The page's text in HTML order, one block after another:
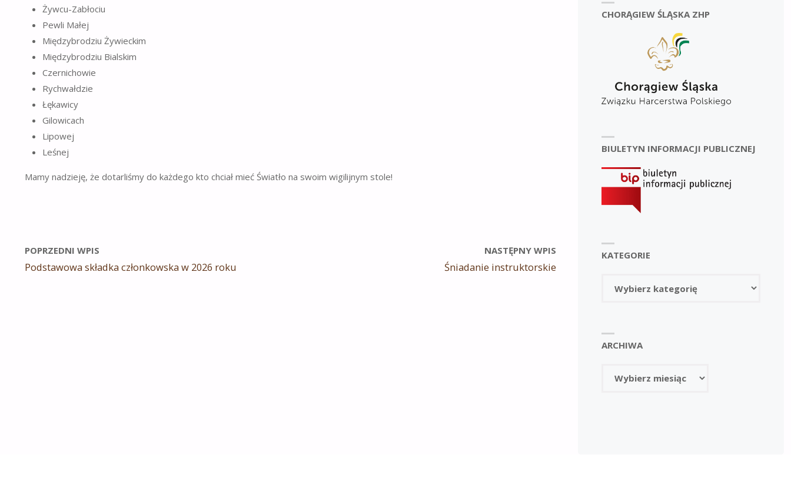
Żywcu-Zabłociu
Pewli Małej
Międzybrodziu Żywieckim
Międzybrodziu Bialskim
Czernichowie
Rychwałdzie
Łękawicy
Gilowicach
Lipowej
Leśnej
Mamy nadzieję, że dotarliśmy do każdego kto chciał mieć Światło na swoim wigilijnym stole!
POPRZEDNI WPIS
Podstawowa składka członkowska w 2026 roku
NASTĘPNY WPIS
Śniadanie instruktorskie
CHORĄGIEW ŚLĄSKA ZHP
BIULETYN INFORMACJI PUBLICZNEJ
KATEGORIE
ARCHIWA